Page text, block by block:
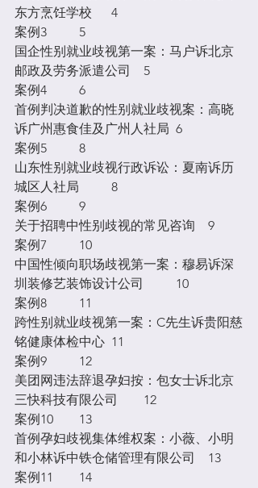
东方烹饪学校	4
案例3	5
国企性别就业歧视第一案：马户诉北京
邮政及劳务派遣公司	5
案例4	6
首例判决道歉的性别就业歧视案：高晓
诉广州惠食佳及广州人社局	6
案例5	8
山东性别就业歧视行政诉讼：夏南诉历
城区人社局	8
案例6	9
关于招聘中性别歧视的常见咨询	9
案例7	10
中国性倾向职场歧视第一案：穆易诉深
圳装修艺装饰设计公司	10
案例8	11
跨性别就业歧视第一案：C先生诉贵阳慈
铭健康体检中心	11
案例9	12
美团网违法辞退孕妇按：包女士诉北京
三快科技有限公司	12
案例10	13
首例孕妇歧视集体维权案：小薇、小明
和小林诉中铁仓储管理有限公司	13
案例11	14